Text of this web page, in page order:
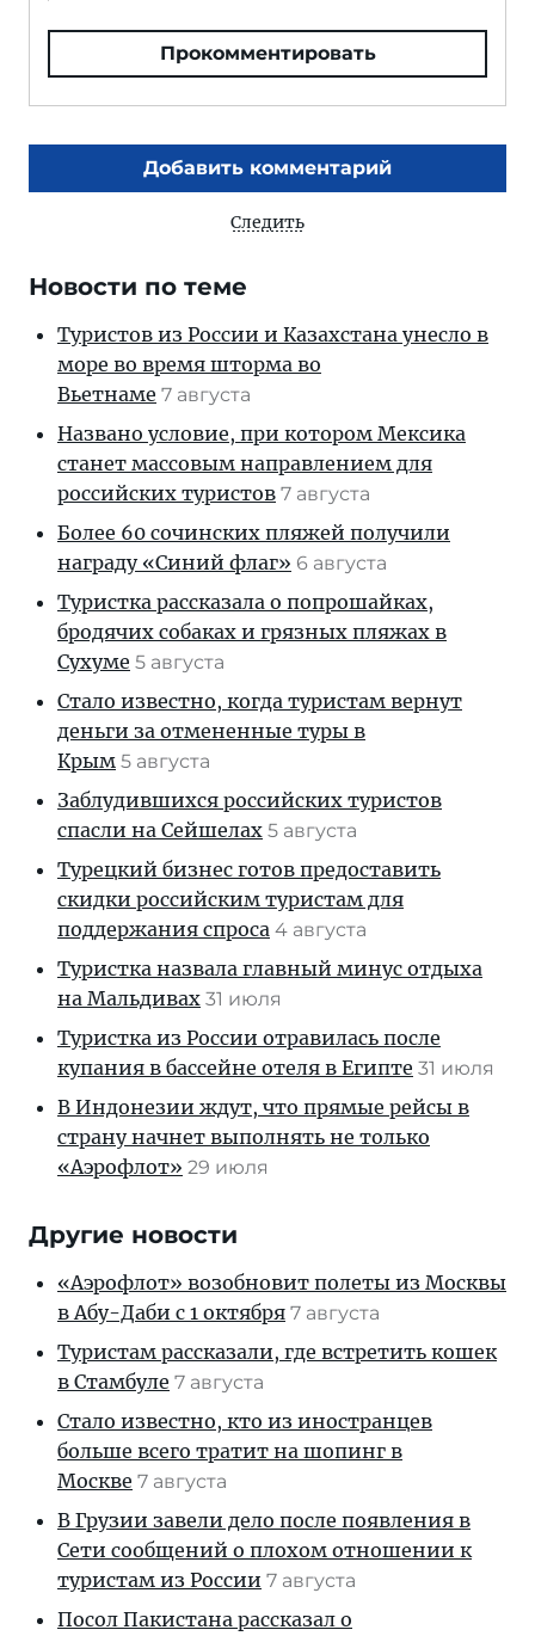
Прокомментировать
Добавить комментарий
Следить
Новости по теме
Туристов из России и Казахстана унесло в
море во время шторма во
Вьетнаме 7 августа
Названо условие, при котором Мексика
станет массовым направлением для
российских туристов 7 августа
Более 60 сочинских пляжей получили
награду «Синий флаг» 6 августа
Туристка рассказала о попрошайках,
бродячих собаках и грязных пляжах в
Сухуме 5 августа
Стало известно, когда туристам вернут
деньги за отмененные туры в
Крым 5 августа
Заблудившихся российских туристов
спасли на Сейшелах 5 августа
Турецкий бизнес готов предоставить
скидки российским туристам для
поддержания спроса 4 августа
Туристка назвала главный минус отдыха
на Мальдивах 31 июля
Туристка из России отравилась после
купания в бассейне отеля в Египте 31 июля
В Индонезии ждут, что прямые рейсы в
страну начнет выполнять не только
«Аэрофлот» 29 июля
Другие новости
«Аэрофлот» возобновит полеты из Москвы
в Абу-Даби с 1 октября 7 августа
Туристам рассказали, где встретить кошек
в Стамбуле 7 августа
Стало известно, кто из иностранцев
больше всего тратит на шопинг в
Москве 7 августа
В Грузии завели дело после появления в
Сети сообщений о плохом отношении к
туристам из России 7 августа
Посол Пакистана рассказал о